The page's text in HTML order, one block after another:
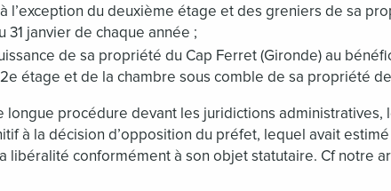
l’exception du deuxième étage et des greniers de sa
31 janvier de chaque année ;
de sa propriété du Cap Ferret (Gironde) au
étage et de la chambre sous comble de sa propriété
longue procédure devant les juridictions administratives,
à la décision d’opposition du préfet, lequel avait estimé
libéralité conformément à son objet statutaire. Cf notre